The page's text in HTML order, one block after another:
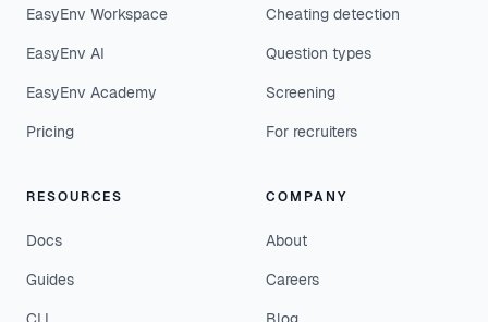
EasyEnv Workspace
EasyEnv AI
EasyEnv Academy
Pricing
Cheating detection
Question types
Screening
For recruiters
RESOURCES
Docs
Guides
COMPANY
About
Careers